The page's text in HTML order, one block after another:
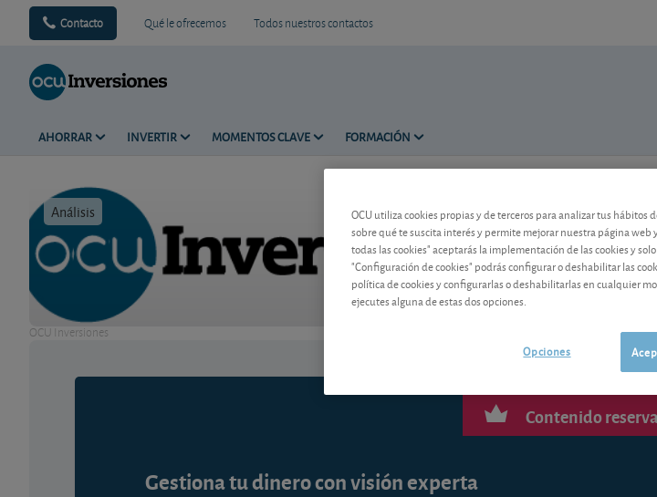
Contacto Qué le ofrecemos Todos nuestros contactos
AHORRAR INVERTIR MOMENTOS CLAVE FORMACIÓN
Análisis Tiempo de lectura: 1 min.
OCU Inversiones
Alstom:
La compañía
francesa
Contenido
Gestiona tu dinero con visión experta
OCU utiliza cookies propias y de terceros para analizar tus
sobre qué te suscita interés y permite mejorar nuestra página web
todas las cookies" aceptarás la implementación de las cookies y
"Configuración de cookies" podrás configurar o deshabilitar las
política de cookies y configurarlas o deshabilitarlas en cualquier
ejecutes alguna de estas dos opciones.
Opciones